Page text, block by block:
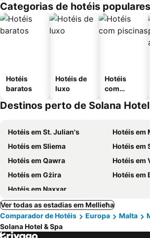
Categorias de hotéis
Hotéis
baratos
Hotéis de
luxo
Hotéis
com
Destinos perto de Solana Hotel
Hotéis em St. Julian's
Hotéis em
Hotéis em Sliema
Hotéis em
Hotéis em Qawra
Hotéis em
Hotéis em Gżira
Hotéis em
Hotéis em Naxxar
Ver todas as estadias em Mellieħa
Comparador de Hotéis
Europa Malta
Solana Hotel & Spa